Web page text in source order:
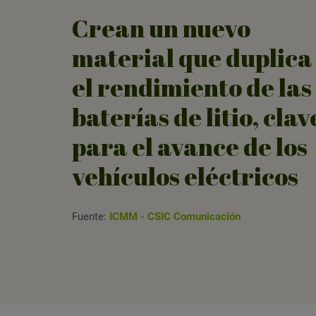
Crean un nuevo
material que duplica
el rendimiento de las
baterías de litio,
para el avance de los
vehículos eléctricos
Fuente: ICMM - CSIC Comunicación